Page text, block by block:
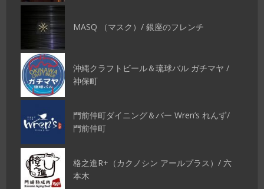
MASQ （マスク）/ 銀座のフレンチ
沖縄クラフトビール＆琉球バル ガチマヤ /
神保町
門前仲町ダイニング＆バー Wren’s れんず/
門前仲町
格之進R+（カクノシン アールプラス）/ 六
本木